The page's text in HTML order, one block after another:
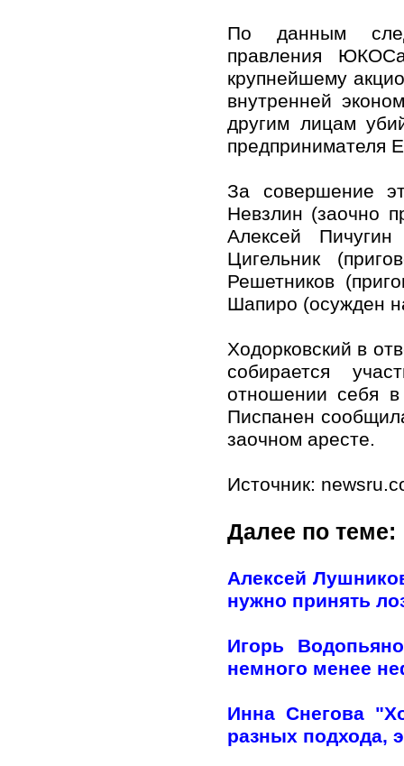
По данным
правления
крупнейшему
внутренней
другим лицам
предпринимателя
За совершение
Невзлин (заочно
Алексей
Цигельник
Решетников
Шапиро (осужден
Ходорковский в
собирается
отношении себя
Писпанен
заоч​ном аресте.
Источник:
Далее по теме:
Алексей
нужно принять
Игорь
немного менее
Инна Снегова
разных подхода,